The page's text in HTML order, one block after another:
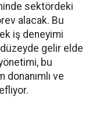
sektördeki
alacak. Bu
iş deneyimi
düzeyde gelir elde
bu
donanımlı ve